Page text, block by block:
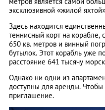
эксклюзивной «жилой
Здесь находится
теннисный корт на корабле,
650 кв. метров и винный
бутылок. Этот корабль уже
расстояние 641 тысячу
Однако ни одни из
доступны для аренды.
приглашение.